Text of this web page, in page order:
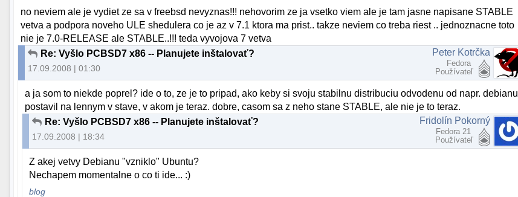
no neviem ale je vydiet ze sa v freebsd nevyznas!!! nehovorim ze ja vsetko viem ale je tam jasne napisane STABLE
vetva a podpora noveho ULE shedulera co je az v 7.1 ktora ma prist.. takze neviem co treba riest .. jednoznacne toto
nie je 7.0-RELEASE ale STABLE..!!! teda vyvojova 7 vetva
Re: Vyšlo PCBSD7 x86 -- Planujete inštalovať?
17.09.2008 | 01:30
Peter Kotrčka
Fedora
Používateľ
a ja som to niekde poprel? ide o to, ze je to pripad, ako keby si svoju stabilnu distribuciu odvodenu od napr. debianu
postavil na lennym v stave, v akom je teraz. dobre, casom sa z neho stane STABLE, ale nie je to teraz.
Re: Vyšlo PCBSD7 x86 -- Planujete inštalovať?
17.09.2008 | 18:34
Fridolín Pokorný
Fedora 21
Používateľ
Z akej vetvy Debianu "vzniklo" Ubuntu?
Nechapem momentalne o co ti ide... :)
blog